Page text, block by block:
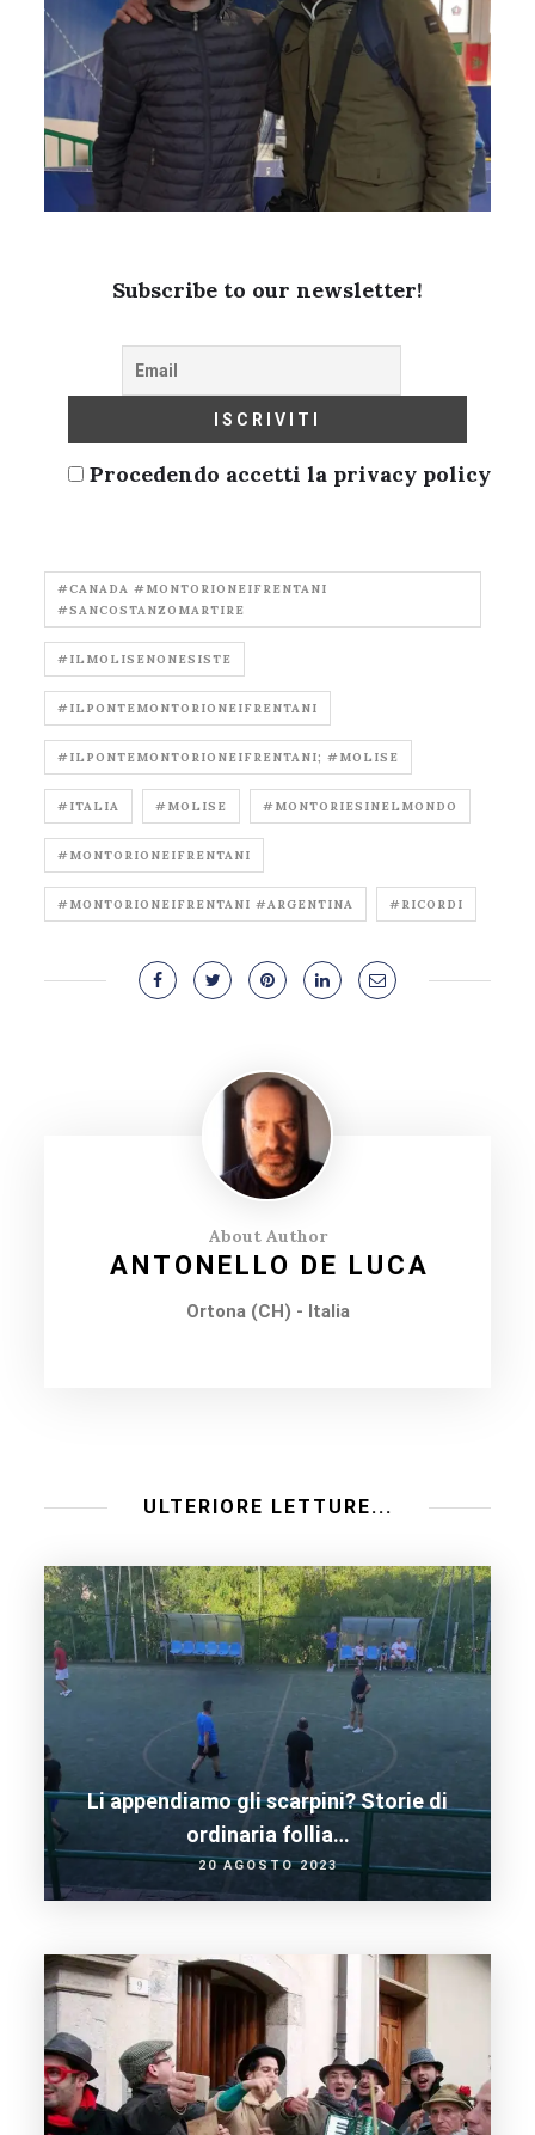
Subscribe to our newsletter!
Procedendo accetti la privacy policy
#CANADA #MONTORIONEIFRENTANI
#SANCOSTANZOMARTIRE
#ILMOLISENONESISTE
#ILPONTEMONTORIONEIFRENTANI
#ILPONTEMONTORIONEIFRENTANI; #MOLISE
#ITALIA #MOLISE #MONTORIESINELMONDO
#MONTORIONEIFRENTANI
#MONTORIONEIFRENTANI #ARGENTINA #RICORDI
About Author
ANTONELLO DE LUCA
Ortona (CH) - Italia
ULTERIORE LETTURE...
Li appendiamo gli scarpini? Storie di
ordinaria follia…
20 AGOSTO 2023